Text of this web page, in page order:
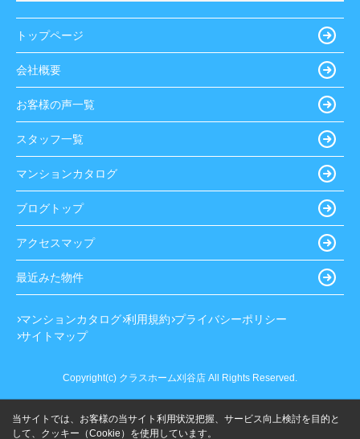
トップページ
会社概要
お客様の声一覧
スタッフ一覧
マンションカタログ
ブログトップ
アクセスマップ
最近みた物件
マンションカタログ 利用規約 プライバシーポリシー
サイトマップ
Copyright(c) クラスホーム刈谷店 All Rights Reserved.
当サイトでは、お客様の当サイト利用状況把握、サービス向上検討を目的と
して、クッキー（Cookie）を使用しています。